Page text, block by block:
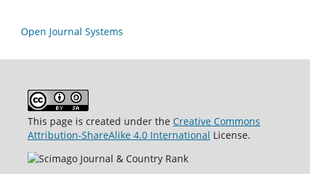
Open Journal Systems
This page is created under the Creative Commons
Attribution-ShareAlike 4.0 International License.